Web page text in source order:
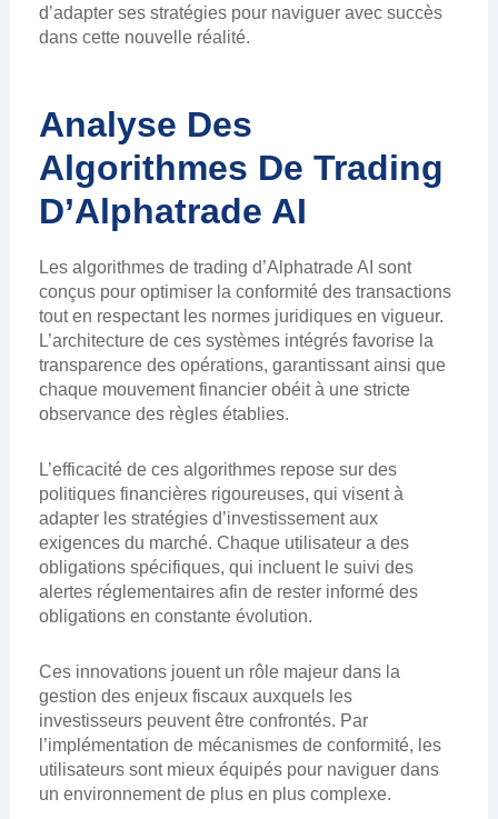
d’adapter ses stratégies pour naviguer avec succès
dans cette nouvelle réalité.
Analyse Des
Algorithmes De Trading
D’Alphatrade AI
Les algorithmes de trading d’Alphatrade AI sont
conçus pour optimiser la conformité des transactions
tout en respectant les normes juridiques en vigueur.
L’architecture de ces systèmes intégrés favorise la
transparence des opérations, garantissant ainsi que
chaque mouvement financier obéit à une stricte
observance des règles établies.
L’efficacité de ces algorithmes repose sur des
politiques financières rigoureuses, qui visent à
adapter les stratégies d’investissement aux
exigences du marché. Chaque utilisateur a des
obligations spécifiques, qui incluent le suivi des
alertes réglementaires afin de rester informé des
obligations en constante évolution.
Ces innovations jouent un rôle majeur dans la
gestion des enjeux fiscaux auxquels les
investisseurs peuvent être confrontés. Par
l’implémentation de mécanismes de conformité, les
utilisateurs sont mieux équipés pour naviguer dans
un environnement de plus en plus complexe.